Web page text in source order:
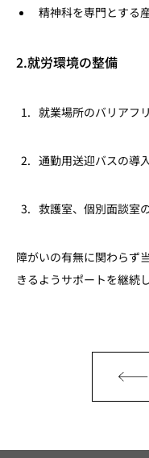
精神科を専門とする
2.就労環境の整備
就業場所のバリアフ
通勤用送迎バスの導入
救護室、個別面談室
障がいの有無に関わらず
きるようサポートを継続